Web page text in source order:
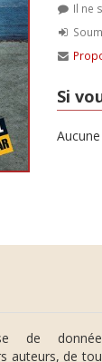
Il ne
Si
de
auteurs, de